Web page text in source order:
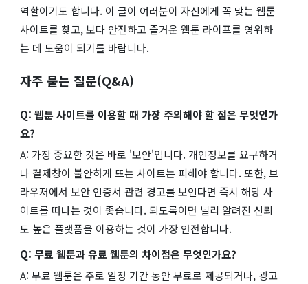
역할이기도 합니다. 이 글이 여러분이 자신에게 꼭 맞는 웹툰
사이트를 찾고, 보다 안전하고 즐거운 웹툰 라이프를 영위하
는 데 도움이 되기를 바랍니다.
자주 묻는 질문(Q&A)
Q: 웹툰 사이트를 이용할 때 가장 주의해야 할 점은 무엇인가
요?
A: 가장 중요한 것은 바로 '보안'입니다. 개인정보를 요구하거
나 결제창이 불안하게 뜨는 사이트는 피해야 합니다. 또한, 브
라우저에서 보안 인증서 관련 경고를 보인다면 즉시 해당 사
이트를 떠나는 것이 좋습니다. 되도록이면 널리 알려진 신뢰
도 높은 플랫폼을 이용하는 것이 가장 안전합니다.
Q: 무료 웹툰과 유료 웹툰의 차이점은 무엇인가요?
A: 무료 웹툰은 주로 일정 기간 동안 무료로 제공되거나, 광고